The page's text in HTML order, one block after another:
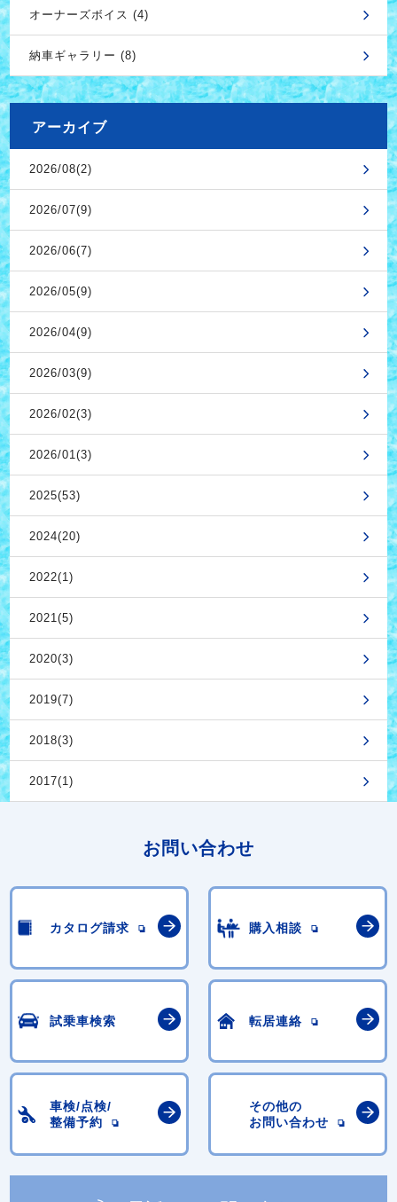
オーナーズボイス (4)
納車ギャラリー (8)
アーカイブ
2026/08(2)
2026/07(9)
2026/06(7)
2026/05(9)
2026/04(9)
2026/03(9)
2026/02(3)
2026/01(3)
2025(53)
2024(20)
2022(1)
2021(5)
2020(3)
2019(7)
2018(3)
2017(1)
お問い合わせ
カタログ請求 購入相談
試乗車検索 転居連絡
車検/点検/
整備予約
その他の
お問い合わせ